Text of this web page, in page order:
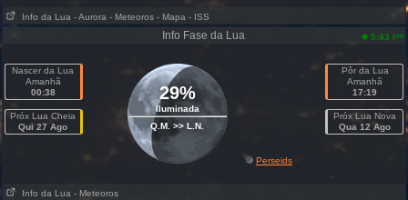
Info da Lua - Aurora - Meteoros - Mapa - ISS
Info Fase da Lua 5:43 pm
Nascer da Lua
Amanhã
00:38
Próx Lua Cheia
Qui 27 Ago
29%
Iluminada
Q.M. >> L.N.
Pôr da Lua
Amanhã
17:19
Próx Lua Nova
Qua 12 Ago
Perseids
Info da Lua - Meteoros